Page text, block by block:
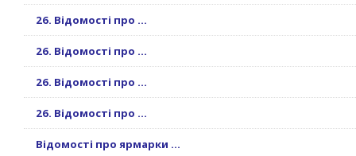
26. Відомості про ...
26. Відомості про ...
26. Відомості про ...
26. Відомості про ...
Відомості про ярмарки ...